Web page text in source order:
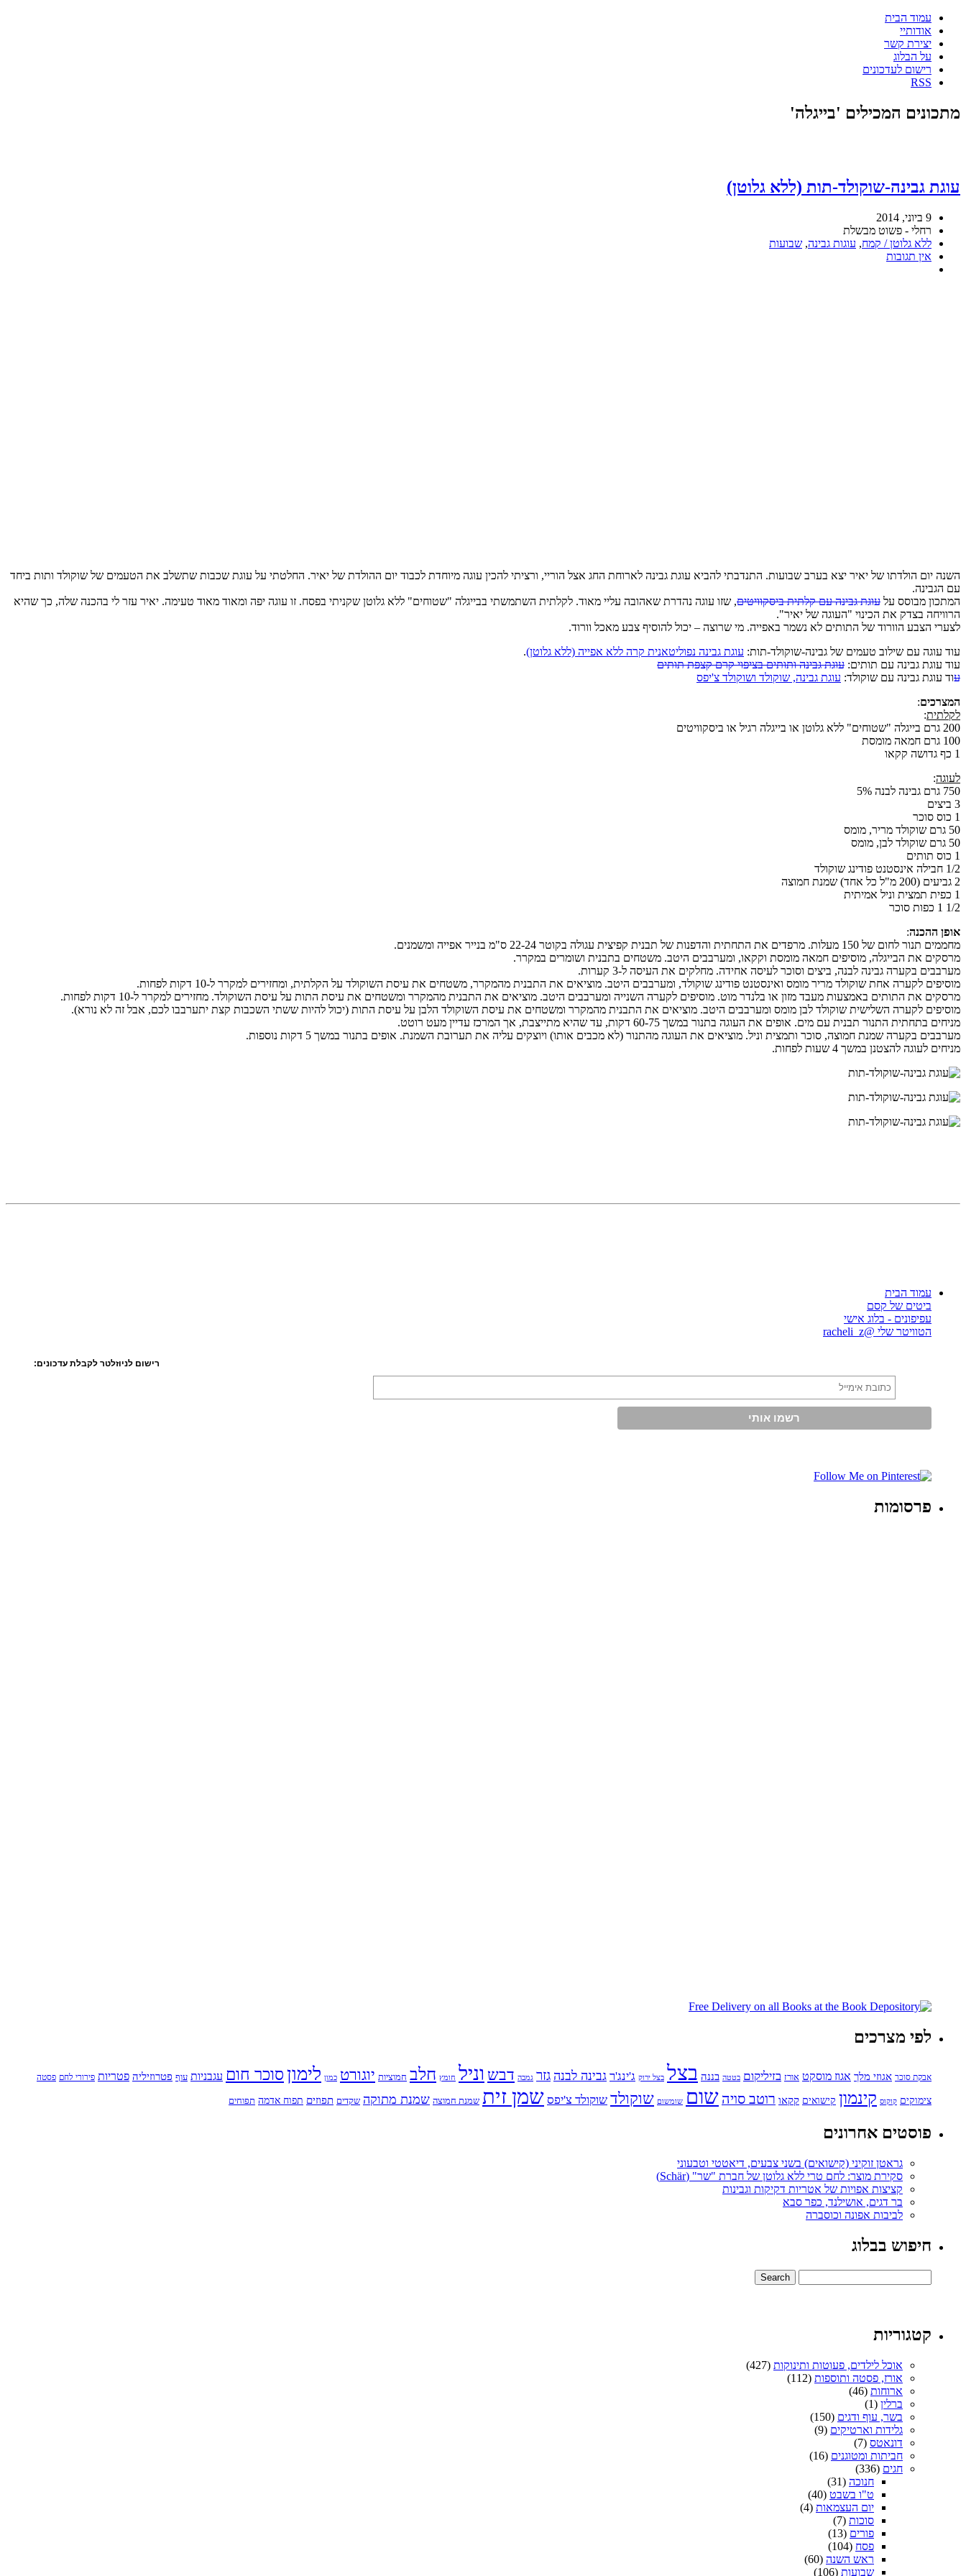
עמוד הבית
אודותיי
יצירת קשר
על הבלוג
רישום לעדכונים
RSS
מתכונים המכילים 'בייגלה'
עוגת גבינה-שוקולד-תות (ללא גלוטן)
9 ביוני, 2014
רחלי - פשוט מבשלת
ללא גלוטן / קמח, עוגות גבינה, שבועות
אין תגובות
השנה יום הולדתו של יאיר יצא בערב שבועות. התנדבתי להביא עוגת גבינה לארוחת החג אצל הוריי, ורציתי להכין עוגה מיוחדת לכבוד יום ההולדת של יאיר. החלטתי על עוגת שכבות שתשלב את הטעמים של שוקולד ותות ביחד
עם הגבינה.
המתכון מבוסס על עוגת גבינה עם קלתית ביסקוויטים, שזו עוגה נהדרת שאהובה עליי מאוד. לקלתית השתמשתי בבייגלה "שטוחים" ללא גלוטן שקניתי בפסח. זו עוגה יפה ומאוד מאוד טעימה. יאיר עזר לי בהכנה שלה, כך שהיא
הרוויחה בצדק את הכינוי "העוגה של יאיר".
לצערי הצבע הוורוד של התותים לא נשמר באפייה. מי שרוצה – יכול להוסיף צבע מאכל וורוד.
עוד עוגה עם שילוב טעמים של גבינה-שוקולד-תות: עוגת גבינה נפוליטאנית קרה ללא אפייה (ללא גלוטן).
עוד עוגת גבינה עם תותים: עוגת גבינה ותותים בציפוי קרם קצפת תותים
עוד עוגת גבינה עם שוקולד: עוגת גבינה, שוקולד ושוקולד צ'יפס
המצרכים:
לקלתית:
200 גרם בייגלה "שטוחים" ללא גלוטן או בייגלה רגיל או ביסקוויטים
100 גרם חמאה מומסת
1 כף גדושה קקאו
לעוגה:
750 גרם גבינה לבנה 5%
3 ביצים
1 כוס סוכר
50 גרם שוקולד מריר, מומס
50 גרם שוקולד לבן, מומס
1 כוס תותים
1/2 חבילה אינסטנט פודינג שוקולד
2 גביעים (200 מ"ל כל אחד) שמנת חמוצה
1 כפית תמצית וניל אמיתית
1/2 1 כפות סוכר
אופן ההכנה:
מחממים תנור לחום של 150 מעלות. מרפדים את התחתית והדפנות של תבנית קפיצית עגולה בקוטר 22-24 ס"מ בנייר אפייה ומשמנים.
מרסקים את הבייגלה, מוסיפים חמאה מומסת וקקאו, ומערבבים היטב. משטחים בתבנית ושומרים במקרר.
מערבבים בקערה גבינה לבנה, ביצים וסוכר לעיסה אחידה. מחלקים את העיסה ל-3 קערות.
מוסיפים לקערה אחת שוקולד מריר מומס ואינסטנט פודינג שוקולד, ומערבבים היטב. מוציאים את התבנית מהמקרר, משטחים את עיסת השוקולד על הקלתית, ומחזירים למקרר ל-10 דקות לפחות.
מרסקים את התותים באמצעות מעבד מזון או בלנדר מוט. מוסיפים לקערה השנייה ומערבבים היטב. מוציאים את התבנית מהמקרר ומשטחים את עיסת התות על עיסת השוקולד. מחזירים למקרר ל-10 דקות לפחות.
מוסיפים לקערה השלישית שוקולד לבן מומס ומערבבים היטב. מוציאים את התבנית מהמקרר ומשטחים את עיסת השוקולד הלבן על עיסת התות (יכול להיות ששתי השכבות קצת יתערבבו לכם, אבל זה לא נורא).
מניחים בתחתית התנור תבנית עם מים. אופים את העוגה בתנור במשך 60-75 דקות, עד שהיא מתייצבת, אך המרכז עדיין מעט רוטט.
מערבבים בקערה שמנת חמוצה, סוכר ותמצית וניל. מוציאים את העוגה מהתנור (לא מכבים אותו) ויוצקים עליה את תערובת השמנת. אופים בתנור במשך 5 דקות נוספות.
מניחים לעוגה להצטנן במשך 4 שעות לפחות.
עמוד הבית
ביטים של קסם
עפיפונים - בלוג אישי
הטוויטר שלי @racheli_z
רישום לניוזלטר לקבלת עדכונים:
פרסומות
לפי מצרכים
אבקת סוכר אגוזי מלך אגוז מוסקט אורז בזיליקום בטטה בננה בצל בצל ירוק ג'ינג'ר גבינה לבנה גזר גמבה דבש וניל חומץ חלב חמוציות יוגורט כמון לימוןסוכר חום עגבניות עוף פטרוזיליה פטריות פירורי לחם פסטה
צימוקים קוקוס קינמון קישואים קקאו רוטב סויה שום שומשום שוקולד שוקולד צ'יפס שמן זית שמנת חמוצה שמנת מתוקה שקדים תפוזים תפוח אדמה תפוחים
פוסטים אחרונים
גראטן זוקיני (קישואים) בשני צבעים, דיאטטי וטבעוני
סקירת מוצר: לחם טרי ללא גלוטן של חברת "שר" (Schär)
קציצות אפויות של אטריות דקיקות וגבינות
בר דגים, אושילנד, כפר סבא
לביבות אפונה וכוסברה
חיפוש בבלוג
קטגוריות
אוכל לילדים, פעוטות ותינוקות (427)
אורז, פסטה ותוספות (112)
ארוחות (46)
ברלין (1)
בשר, עוף ודגים (150)
גלידות וארטיקים (9)
דונאטס (7)
חביתות ומטוגנים (16)
חגים (336)
חנוכה (31)
ט"ו בשבט (40)
יום העצמאות (4)
סוכות (7)
פורים (13)
פסח (104)
ראש השנה (60)
שבועות (106)